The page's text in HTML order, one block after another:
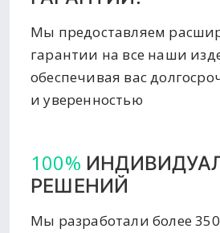
Мы предоставляем
гарантии на все наши
обеспечивая вас
и уверенностью
100%
РЕШЕНИЙ
Мы разработали более